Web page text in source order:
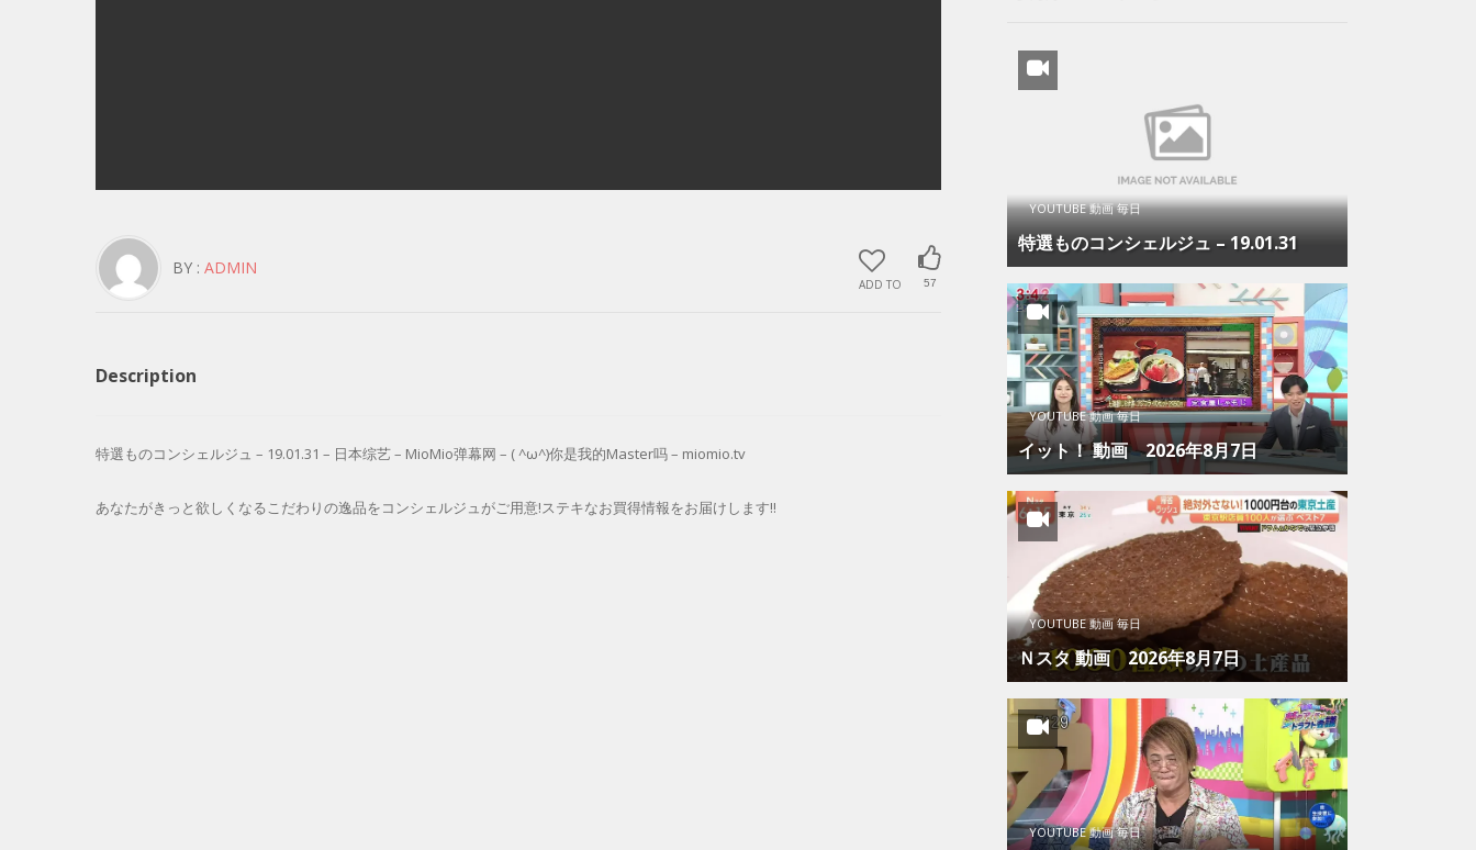
ADD TO 57
BY : ADMIN
Description
特選ものコンシェルジュ – 19.01.31 – 日本综艺 – MioMio弹幕网 – ( ^ω^)你是我的Master吗 – miomio.tv
あなたがきっと欲しくなるこだわりの逸品をコンシェルジュがご用意!ステキなお買得情報をお届けします!!
YOUTUBE 動画 毎日
特選ものコンシェルジュ – 19.01.31
YOUTUBE 動画 毎日
イット！ 動画 2026年8月7日
YOUTUBE 動画 毎日
Ｎスタ 動画 2026年8月7日
YOUTUBE 動画 毎日